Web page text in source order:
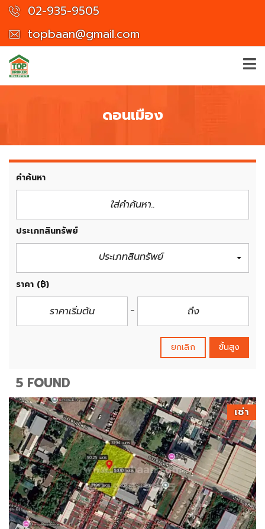
02-935-9505
topbaan@gmail.com
ดอนเมือง
คำค้นหา
ประเภทสินทรัพย์
ประเภทสินทรัพย์
ราคา (฿)
ยกเลิก ขั้นสูง
5 FOUND
เช่า